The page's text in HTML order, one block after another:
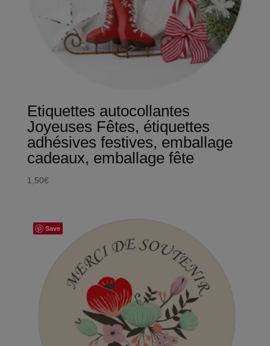
Etiquettes autocollantes
Joyeuses Fêtes, étiquettes
adhésives festives, emballage
cadeaux, emballage fête
1,50€
Save